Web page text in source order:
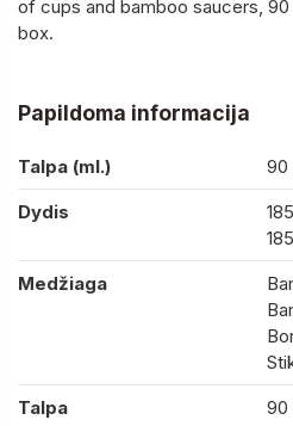
of cups and bamboo saucers,
box.
Papildoma informacija
Talpa (ml.)
90
Dydis
Medžiaga
Talpa
90